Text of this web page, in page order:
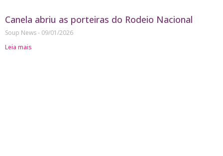
Canela abriu as porteiras do Rodeio Nacional
Soup News
09/01/2026
Leia mais